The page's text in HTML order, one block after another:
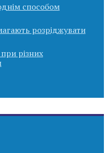
способом
розріджувати
різних